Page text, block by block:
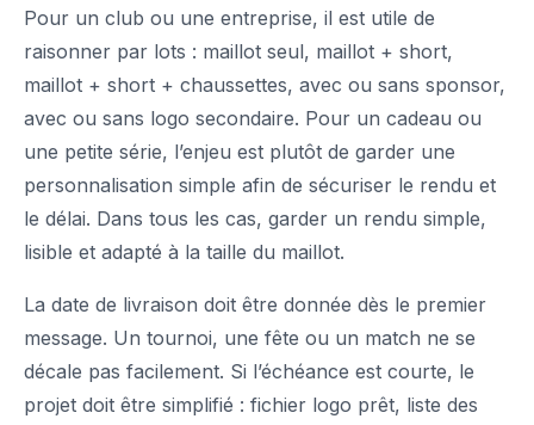
Pour un club ou une entreprise, il est utile de
raisonner par lots : maillot seul, maillot + short,
maillot + short + chaussettes, avec ou sans sponsor,
avec ou sans logo secondaire. Pour un cadeau ou
une petite série, l’enjeu est plutôt de garder une
personnalisation simple afin de sécuriser le rendu et
le délai. Dans tous les cas, garder un rendu simple,
lisible et adapté à la taille du maillot.
La date de livraison doit être donnée dès le premier
message. Un tournoi, une fête ou un match ne se
décale pas facilement. Si l’échéance est courte, le
projet doit être simplifié : fichier logo prêt, liste des